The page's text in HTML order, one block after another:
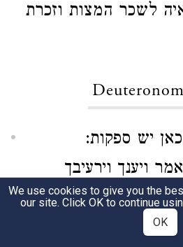
לשכר המצות וזכרת
יש ספקות:
ויענך וירעיבך
שנראה מזה שהמן הוא
עונג שנא' וטעמו
We use cookies to give you the
our site. Click OK to continue
OK